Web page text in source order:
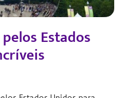
Estados